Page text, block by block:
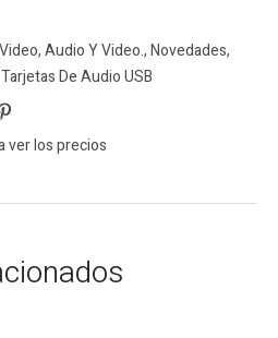
,Audio Y Video.,Novedades,
Tarjetas De Audio USB
ver los precios